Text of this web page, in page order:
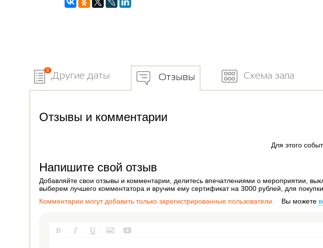
0 Другие даты Отзывы Схема зала
Отзывы и комментарии
Для этого
Напишите свой отзыв
Добавляйте свои отзывы и комментарии, делитесь впечатлениями о мероприятии,
выберем лучшего комментатора и вручим ему сертификат на 3000 рублей, для
Комментарии могут добавить только зарегистрированные пользователи.
Вы можете
    